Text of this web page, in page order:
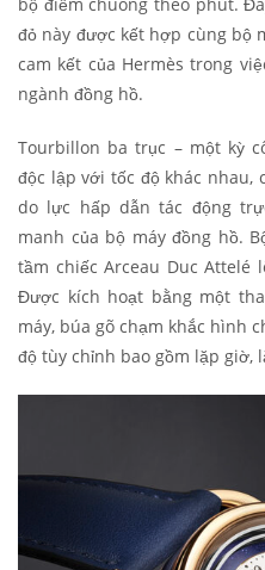
đỏ này được kết hợp cùng bộ
cam kết của Hermès trong
ngành đồng hồ.
Tourbillon ba trục – một kỳ
độc lập với tốc độ khác
do lực hấp dẫn tác động
manh của bộ máy đồng hồ.
tầm chiếc Arceau Duc Attelé
Được kích hoạt bằng một
máy, búa gõ chạm khắc hình
độ tùy chỉnh bao gồm lặp giờ,